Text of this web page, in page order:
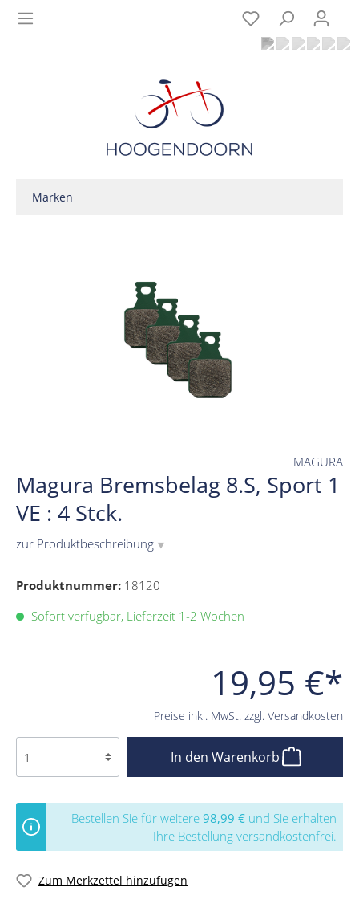
Marken
Magura Bremsbelag 8.S, Sport 1
VE : 4 Stck.
zur Produktbeschreibung ▼
MAGURA
Produktnummer: 18120
19,95 €*
Preise inkl. MwSt. zzgl. Versandkosten
Sofort verfügbar, Lieferzeit 1-2 Wochen
In den Warenkorb
Bestellen Sie für weitere 98,99 € und Sie erhalten
Ihre Bestellung versandkostenfrei.
Zum Merkzettel hinzufügen